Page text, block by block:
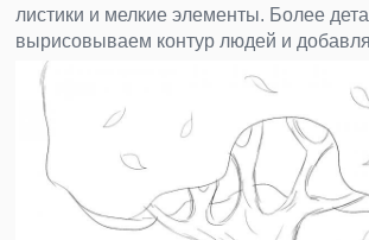
листики и мелкие элементы. Более
вырисовываем контур людей и